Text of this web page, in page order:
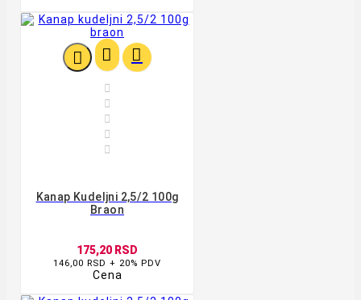
  





Kanap Kudeljni 2,5/2 100g
Braon
175,20 RSD
146,00 RSD + 20% PDV
Cena